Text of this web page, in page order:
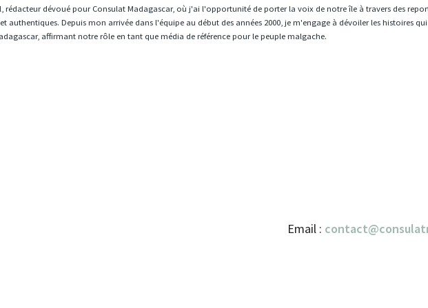
rédacteur dévoué pour Consulat Madagascar, où j'ai l'opportunité de porter la voix de notre île à travers des
authentiques. Depuis mon arrivée dans l'équipe au début des années 2000, je m'engage à dévoiler les histoires qui
affirmant notre rôle en tant que média de référence pour le peuple malgache.
Email :